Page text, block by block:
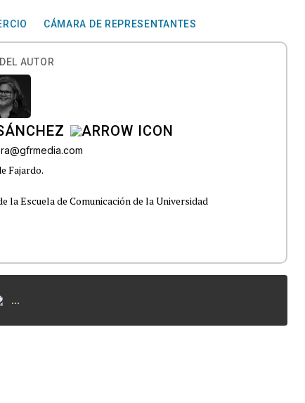
CÁMARA DE REPRESENTANTES
AUTOR
Fajardo.
la Escuela de Comunicación de la Universidad
...